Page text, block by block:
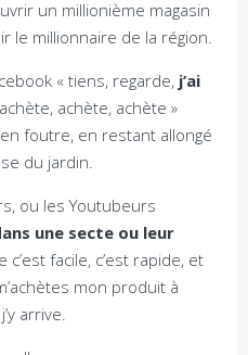
un millionième magasin
le millionnaire de la région.
« tiens, regarde, j’ai
achète, achète »
foutre, en restant allongé
du jardin.
ou les Youtubeurs
une secte ou leur
facile, c’est rapide, et
mon produit à
arrive.